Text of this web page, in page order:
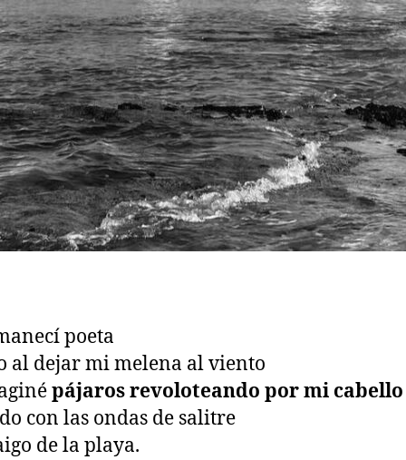
poeta
al dejar mi melena al viento
pájaros revoloteando por mi cabello
con las ondas de salitre
de la playa.